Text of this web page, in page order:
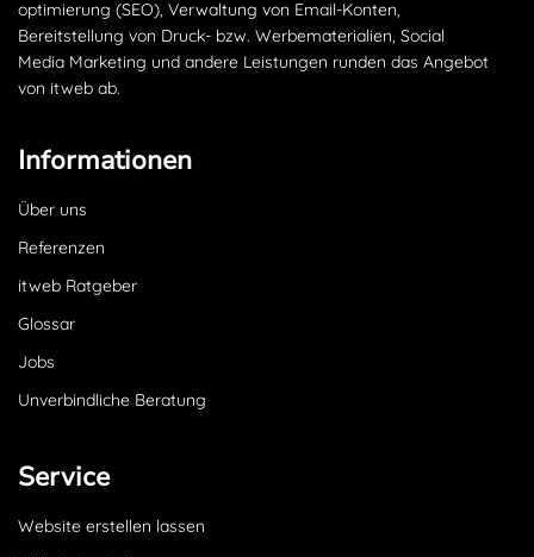
optimierung (SEO), Verwaltung von Email-Konten,
Bereitstellung von Druck- bzw. Werbematerialien, Social
Media Marketing und andere Leistungen runden das Angebot
von itweb ab.
Informationen
Über uns
Referenzen
itweb Ratgeber
Glossar
Jobs
Unverbindliche Beratung
Service
Website erstellen lassen